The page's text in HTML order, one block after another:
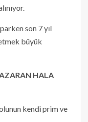
son 7 yıl
büyük
HALA
kendi prim ve